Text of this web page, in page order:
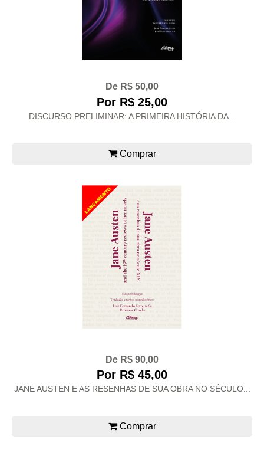
De R$ 50,00
Por R$ 25,00
DISCURSO PRELIMINAR: A PRIMEIRA HISTÓRIA DA...
Comprar
De R$ 90,00
Por R$ 45,00
JANE AUSTEN E AS RESENHAS DE SUA OBRA NO SÉCULO...
Comprar